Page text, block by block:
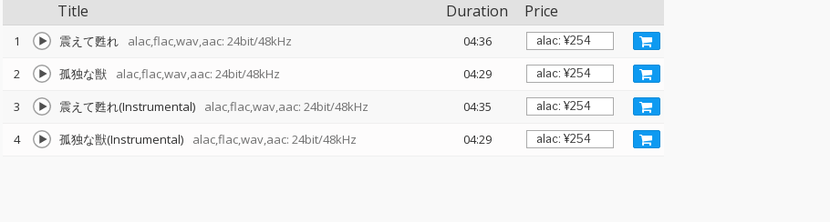
Title Duration Price
1 震えて甦れ alac,flac,wav,aac: 24bit/48kHz
04:36
2
孤独な獣 alac,flac,wav,aac: 24bit/48kHz
04:29
3
震えて甦れ(Instrumental) alac,flac,wav,aac: 24bit/48kHz
04:35
4
孤独な獣(Instrumental) alac,flac,wav,aac: 24bit/48kHz 04:29